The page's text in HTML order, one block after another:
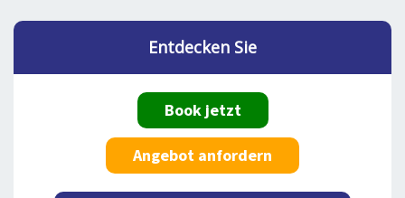
Entdecken Sie
Book jetzt
Angebot anfordern